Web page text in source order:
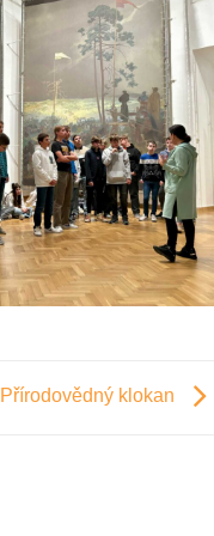
Přírodovědný klokan